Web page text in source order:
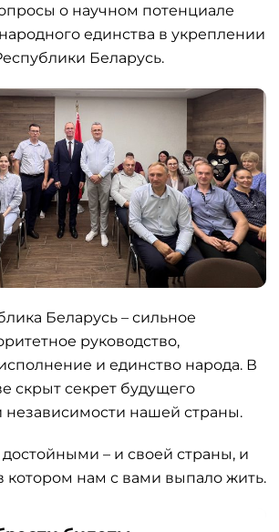
о научном потенциале
единства в укреплении
Беларусь.
Беларусь – сильное
руководство,
и единство народа. В
скрыт секрет будущего
независимости нашей страны.
– и своей страны, и
котором нам с вами выпало жить.